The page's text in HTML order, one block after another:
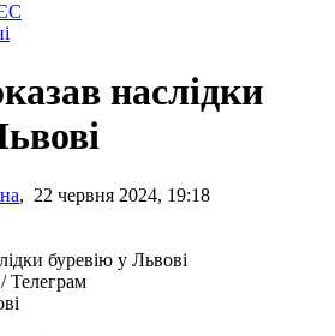
наслідки
, 22 червня 2024, 19:18
Телеграм